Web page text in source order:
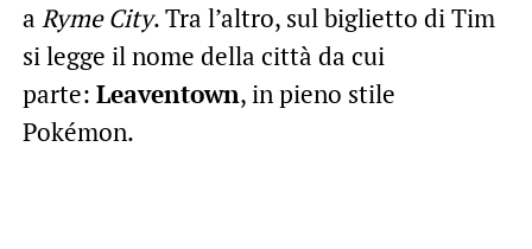
a Ryme City. Tra l’altro, sul biglietto di Tim
si legge il nome della città da cui
parte: Leaventown, in pieno stile
Pokémon.